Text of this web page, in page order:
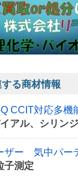
る商材情報
CCIT対応多機
アル、シリン
ザー 気中パー
子測定